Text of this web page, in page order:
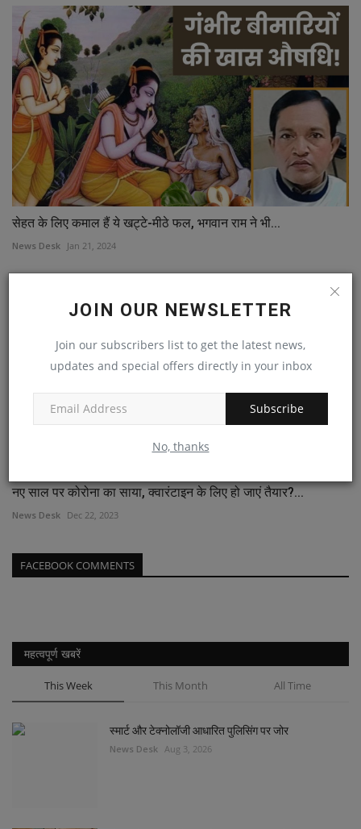
JOIN OUR NEWSLETTER
Join our subscribers list to get the latest news,
updates and special offers directly in your inbox
Subscribe
No, thanks
सेहत के लिए कमाल हैं ये खट्टे-मीठे फल, भगवान राम ने भी...
News Desk Jan 21, 2024
नए साल पर कोरोना का साया, क्‍वारंटाइन के लिए हो जाएं तैयार?...
News Desk Dec 22, 2023
FACEBOOK COMMENTS
महत्वपूर्ण खबरें
This Week This Month All Time
स्मार्ट और टेक्नोलॉजी आधारित पुलिसिंग पर जोर
News Desk Aug 3, 2026